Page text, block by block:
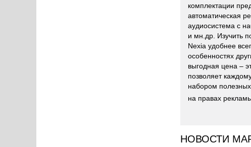
комплектации
автоматическая
аудиосистема с
и мн.др. Изучить
Nexia удобнее
особенностях
выгодная цена –
позволяет
набором полезных
на правах
НОВОСТИ